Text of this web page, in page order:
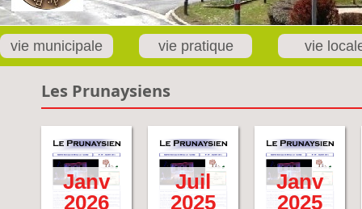
vie municipale vie pratique vie
Les Prunaysiens
Janv
2026
Juil
2025
Janv
2025